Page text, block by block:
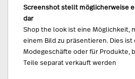
Screenshot stellt möglicherweise
dar
Shop the look ist eine Möglichkeit,
einem Bild zu präsentieren. Dies
Modegeschäfte oder für Produkte,
Teile separat verkauft werden